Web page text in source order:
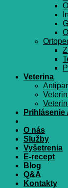
Veterina
O nás
Služby
Vyšetrenia
E-recept
Blog
Q&A
Kontakty